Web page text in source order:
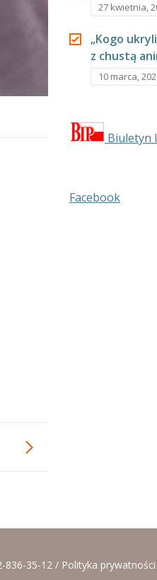
27 kwietnia,
„Kogo
z chustą
10 marca,
Biuletyn
Facebook
836-35-12 / Polityka prywatności